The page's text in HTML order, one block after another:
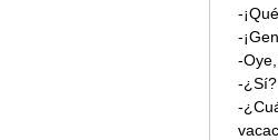
-
-
-
-¿Sí?
-